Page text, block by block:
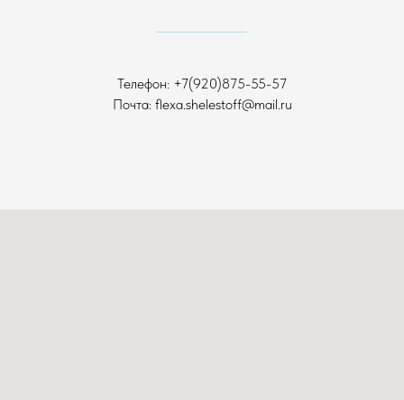
Телефон: +7(920)875-55-57
Почта: flexa.shelestoff@mail.ru